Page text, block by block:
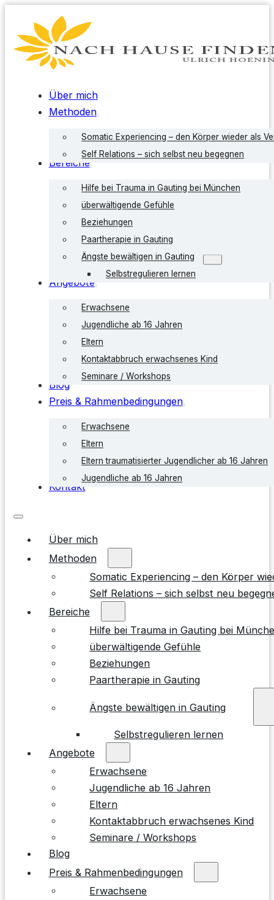
Über mich
Methoden
Somatic Experiencing – den Körper wieder als
Self Relations – sich selbst neu begegnen
Bereiche
Hilfe bei Trauma in Gauting bei München
überwältigende Gefühle
Beziehungen
Paartherapie in Gauting
Ängste bewältigen in Gauting
Selbstregulieren lernen
Angebote
Erwachsene
Jugendliche ab 16 Jahren
Eltern
Kontaktabbruch erwachsenes Kind
Seminare / Workshops
Blog
Preis & Rahmenbedingungen
Erwachsene
Eltern
Eltern traumatisierter Jugendlicher ab 16 Jahren
Jugendliche ab 16 Jahren
Kontakt
Über mich
Methoden
Somatic Experiencing – den Körper
Self Relations – sich selbst neu
Bereiche
Hilfe bei Trauma in Gauting bei
überwältigende Gefühle
Beziehungen
Paartherapie in Gauting
Ängste bewältigen in Gauting
Selbstregulieren lernen
Angebote
Erwachsene
Jugendliche ab 16 Jahren
Eltern
Kontaktabbruch erwachsenes Kind
Seminare / Workshops
Blog
Preis & Rahmenbedingungen
Erwachsene